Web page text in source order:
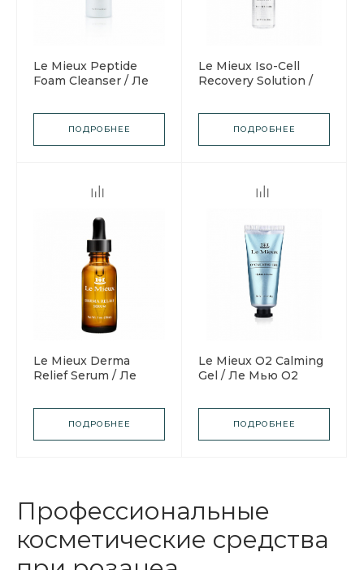
Le Mieux Peptide
Foam Cleanser / Ле
пенка для умывания
ПОДРОБНЕЕ
Le Mieux Iso-Cell
Recovery Solution /
восстановитель
ПОДРОБНЕЕ
Le Mieux Derma
Relief Serum / Ле
Дерма-облегчение
ПОДРОБНЕЕ
Le Mieux O2 Calming
Gel / Ле Мью О2
гель
ПОДРОБНЕЕ
Профессиональные
косметические средства